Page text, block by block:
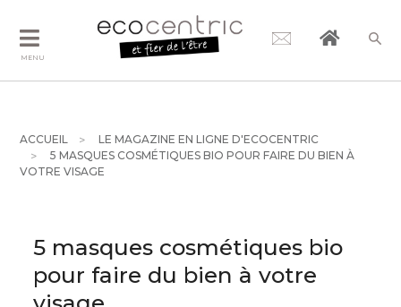
MENU
ACCUEIL
LE MAGAZINE EN LIGNE D'ECOCENTRIC
5 MASQUES COSMÉTIQUES BIO POUR FAIRE DU BIEN À
VOTRE VISAGE
5 masques cosmétiques bio
pour faire du bien à votre